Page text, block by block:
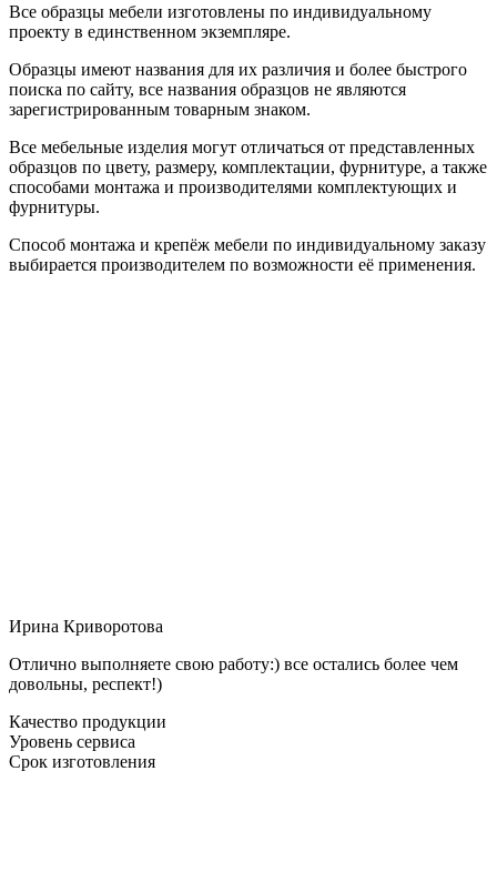
Все образцы мебели изготовлены по индивидуальному
проекту в единственном экземпляре.
Образцы имеют названия для их различия и более быстрого
поиска по сайту, все названия образцов не являются
зарегистрированным товарным знаком.
Все мебельные изделия могут отличаться от представленных
образцов по цвету, размеру, комплектации, фурнитуре, а также
способами монтажа и производителями комплектующих и
фурнитуры.
Способ монтажа и крепёж мебели по индивидуальному заказу
выбирается производителем по возможности её применения.
Ирина Криворотова
Отлично выполняете свою работу:) все остались более чем
довольны, респект!)
Качество продукции
Уровень сервиса
Срок изготовления